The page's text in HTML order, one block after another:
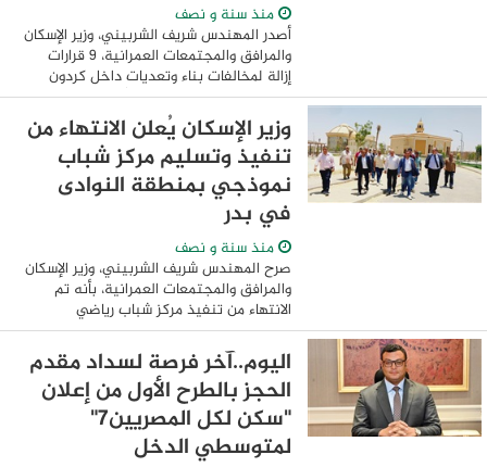
منذ سنة و نصف
أصدر المهندس شريف الشربيني، وزير الإسكان
والمرافق والمجتمعات العمرانية، 9 قرارات
إزالة لمخالفات بناء وتعديات داخل كردون
مدينة غرب بورسعيد، مؤكداً مواصلة إزالة
مخالفات البناء والحفاظ على الطابع ...
وزير الإسكان يُعلن الانتهاء من
تنفيذ وتسليم مركز شباب
نموذجي بمنطقة النوادى
في بدر
منذ سنة و نصف
صرح المهندس شريف الشربيني، وزير الإسكان
والمرافق والمجتمعات العمرانية، بأنه تم
الانتهاء من تنفيذ مركز شباب رياضي
واجتماعي نموذجي يضم العديد من
المنشآت والأنشطة الرياضية والاجتماعية
المقامة على مساحة ...
اليوم..آخر فرصة لسداد مقدم
الحجز بالطرح الأول من إعلان
"سكن لكل المصريين7"
لمتوسطي الدخل